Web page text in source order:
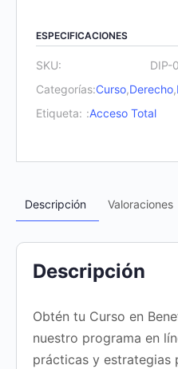
Penitenciarios
ESPECIFICACIONES
SKU:
DIP-
Categorías:Curso,Derecho,
Etiqueta: :Acceso Total
Descripción Valoraciones
Descripción
Obtén tu Curso en
nuestro programa en
prácticas y estrategias